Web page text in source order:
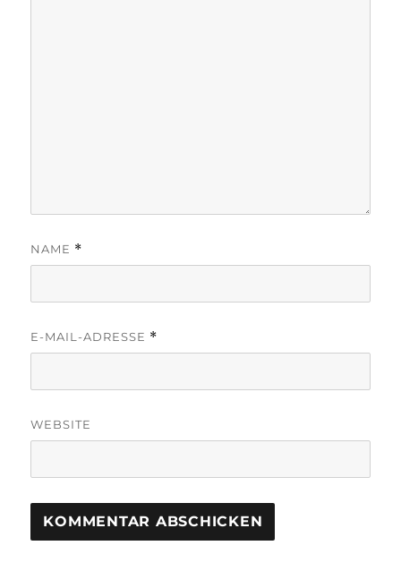
NAME *
E-MAIL-ADRESSE *
WEBSITE